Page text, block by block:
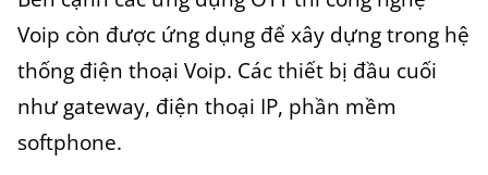
Voip còn được ứng dụng để xây dựng trong hệ
thống điện thoại Voip. Các thiết bị đầu cuối
như gateway, điện thoại IP, phần mềm
softphone.